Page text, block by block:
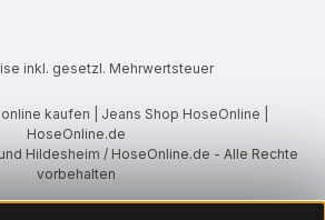
inkl. gesetzl. Mehrwertsteuer
kaufen | Jeans Shop HoseOnline |
HoseOnline.de
Hildesheim / HoseOnline.de - Alle Rechte
vorbehalten